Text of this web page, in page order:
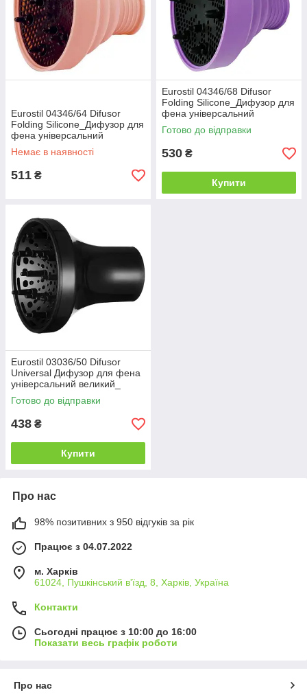
Eurostil 04346/64 Difusor
Folding Silicone_Дифузор для
фена універсальний
силіконовий рожевий
Немає в наявності
511 ₴
Eurostil 04346/68 Difusor
Folding Silicone_Дифузор для
фена універсальний
силіконовий фіолетовий
Готово до відправки
530 ₴
Купити
Eurostil 03036/50 Difusor
Universal Дифузор для фена
універсальний великий_
Готово до відправки
438 ₴
Купити
Про нас
98% позитивних з 950 відгуків за рік
Працює з 04.07.2022
м. Харків
61024, Пушкінський в'їзд, 8, Харків, Україна
Контакти
Сьогодні працює з 10:00 до 16:00
Показати весь графік роботи
Про нас